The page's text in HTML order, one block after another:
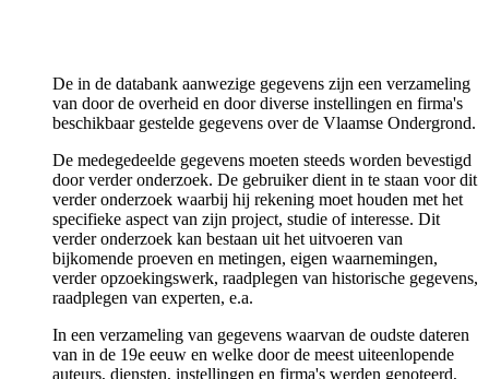
De in de databank aanwezige gegevens zijn een verzameling
van door de overheid en door diverse instellingen en firma's
beschikbaar gestelde gegevens over de Vlaamse Ondergrond.
De medegedeelde gegevens moeten steeds worden bevestigd
door verder onderzoek. De gebruiker dient in te staan voor dit
verder onderzoek waarbij hij rekening moet houden met het
specifieke aspect van zijn project, studie of interesse. Dit
verder onderzoek kan bestaan uit het uitvoeren van
bijkomende proeven en metingen, eigen waarnemingen,
verder opzoekingswerk, raadplegen van historische gegevens,
raadplegen van experten, e.a.
In een verzameling van gegevens waarvan de oudste dateren
van in de 19e eeuw en welke door de meest uiteenlopende
auteurs, diensten, instellingen en firma's werden genoteerd,